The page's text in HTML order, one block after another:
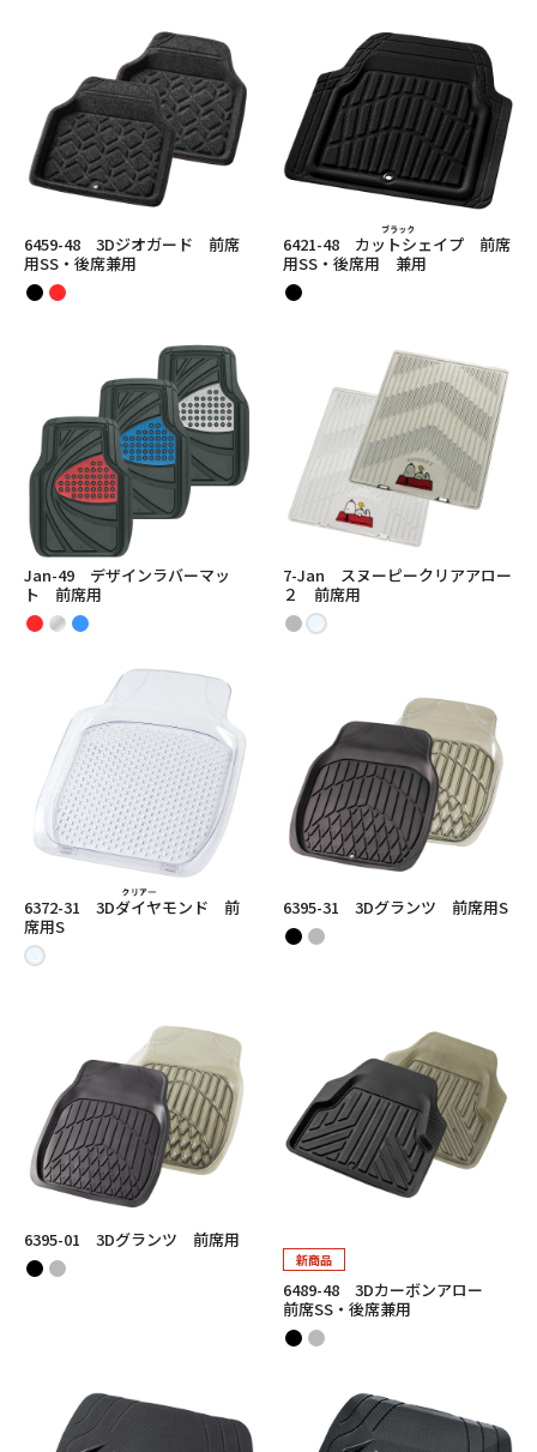
6459-48 3Dジオガード 前席
用SS・後席兼用
6421-48 カットシェイプ 前席
用SS・後席用 兼用
Jan-49 デザインラバーマッ
ト 前席用
7-Jan スヌーピークリアアロー
２ 前席用
6372-31 3Dダイヤモンド 前
席用S
6395-31 3Dグランツ 前席用S
6395-01 3Dグランツ 前席用
新商品
6489-48 3Dカーボンアロー
前席SS・後席兼用